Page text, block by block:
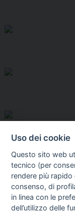
Uso dei cookie
Questo sito web
tecnico (per
rendere più
consenso, di
in linea con le
dell’utilizzo delle